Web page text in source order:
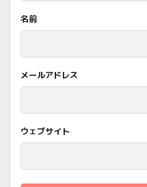
名前
メールアドレス
ウェブサイト